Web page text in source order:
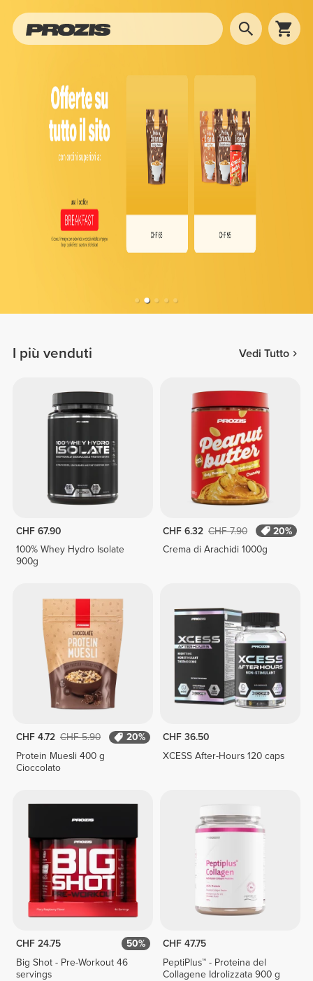
I più venduti Vedi Tutto
CHF 67.90
100% Whey Hydro Isolate
900g
CHF 6.32 CHF 7.90
20%
Crema di Arachidi 1000g
CHF 4.72 CHF 5.90
20%
Protein Muesli 400 g
Cioccolato
CHF 36.50
XCESS After-Hours 120 caps
CHF 24.75
50%
Big Shot - Pre-Workout 46
servings
CHF 47.75
PeptiPlus™ - Proteina del
Collagene Idrolizzata 900 g